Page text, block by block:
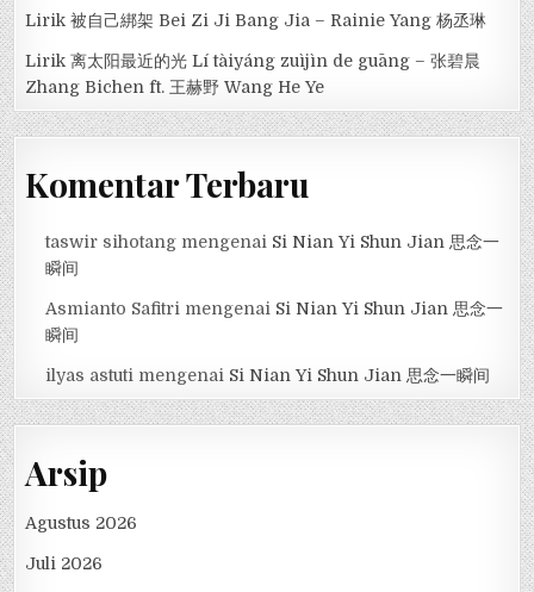
Lirik 被自己綁架 Bei Zi Ji Bang Jia – Rainie Yang 杨丞琳
Lirik 离太阳最近的光 Lí tàiyáng zuìjìn de guāng – 张碧晨
Zhang Bichen ft. 王赫野 Wang He Ye
Komentar Terbaru
taswir sihotang mengenai Si Nian Yi Shun Jian 思念一
瞬间
Asmianto Safitri mengenai Si Nian Yi Shun Jian 思念一
瞬间
ilyas astuti mengenai Si Nian Yi Shun Jian 思念一瞬间
Arsip
Agustus 2026
Juli 2026